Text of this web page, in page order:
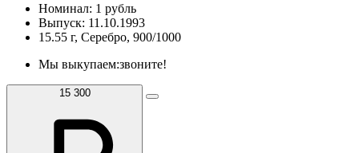
Номинал: 1 рубль
Выпуск: 11.10.1993
15.55 г, Серебро, 900/1000
Мы выкупаем:звоните!
15 300